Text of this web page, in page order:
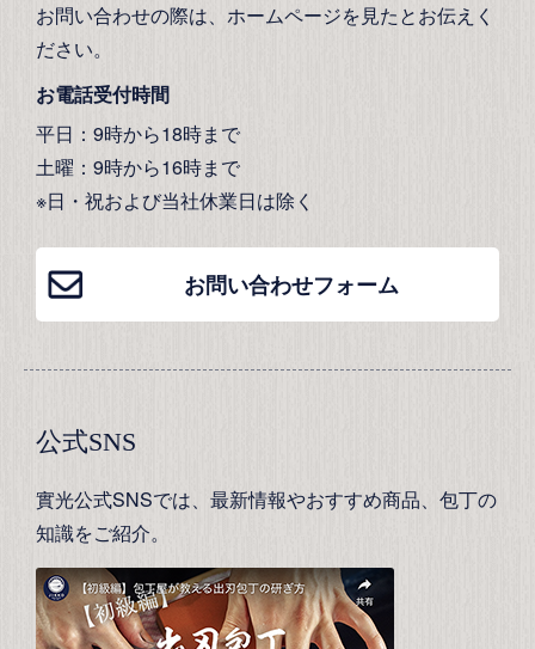
お問い合わせの際は、ホームページを見たとお伝えく
ださい。
お電話受付時間
平日：9時から18時まで
土曜：9時から16時まで
※日・祝および当社休業日は除く
お問い合わせフォーム
公式SNS
實光公式SNSでは、最新情報やおすすめ商品、包丁の
知識をご紹介。